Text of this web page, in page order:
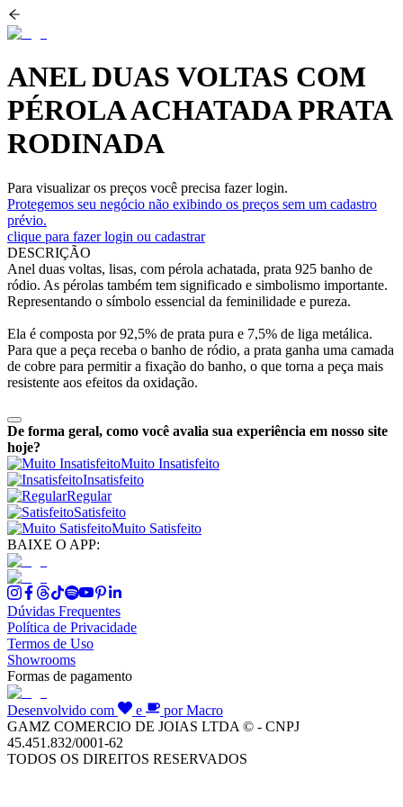
ANEL DUAS VOLTAS COM
PÉROLA ACHATADA PRATA
RODINADA
Para visualizar os preços você precisa fazer login.
Protegemos seu negócio não exibindo os preços sem um cadastro
prévio.
clique para fazer login ou cadastrar
DESCRIÇÃO
Anel duas voltas, lisas, com pérola achatada, prata 925 banho de
ródio. As pérolas também tem significado e simbolismo importante.
Representando o símbolo essencial da feminilidade e pureza.
Ela é composta por 92,5% de prata pura e 7,5% de liga metálica.
Para que a peça receba o banho de ródio, a prata ganha uma camada
de cobre para permitir a fixação do banho, o que torna a peça mais
resistente aos efeitos da oxidação.
De forma geral, como você avalia sua experiência em nosso site
hoje?
Muito Insatisfeito
Insatisfeito
Regular
Satisfeito
Muito Satisfeito
BAIXE O APP:
Dúvidas Frequentes
Política de Privacidade
Termos de Uso
Showrooms
Formas de pagamento
Desenvolvido com e
por Macro
GAMZ COMERCIO DE JOIAS LTDA © - CNPJ
45.451.832/0001-62
TODOS OS DIREITOS RESERVADOS